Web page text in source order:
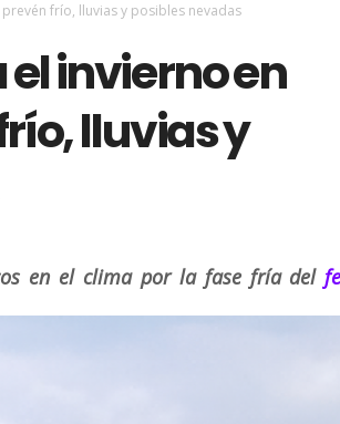
frío, lluvias y posibles nevadas
invierno en
lluvias y
en el clima por la fase fría del